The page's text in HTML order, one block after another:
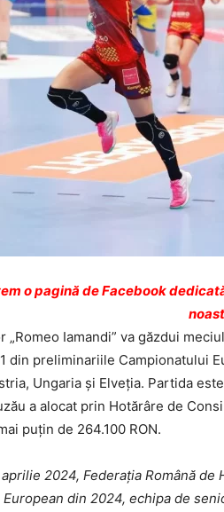
o pagină de Facebook
„Romeo Iamandi” va găzdui
din preliminariile Campionatului
Ungaria şi Elveţia. Partida
a alocat prin Hotărâre de
puţin de 264.100 RON.
2024, Federaţia Română
din 2024, echipa de